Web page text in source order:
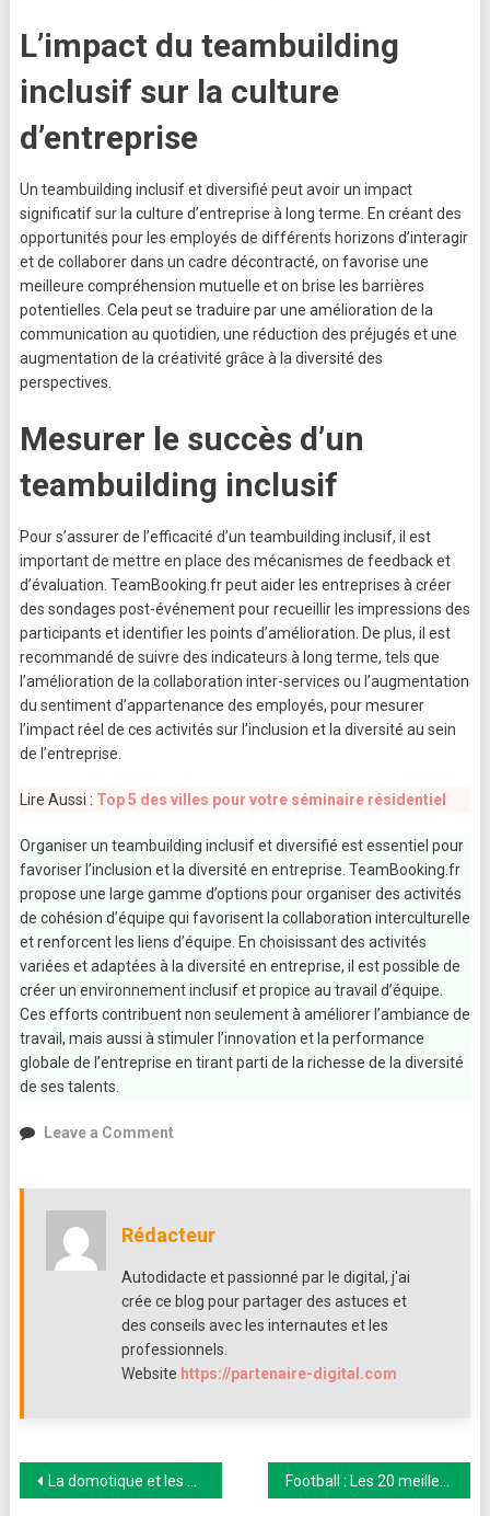
L’impact du teambuilding
inclusif sur la culture
d’entreprise
Un teambuilding inclusif et diversifié peut avoir un impact
significatif sur la culture d’entreprise à long terme. En créant des
opportunités pour les employés de différents horizons d’interagir
et de collaborer dans un cadre décontracté, on favorise une
meilleure compréhension mutuelle et on brise les barrières
potentielles. Cela peut se traduire par une amélioration de la
communication au quotidien, une réduction des préjugés et une
augmentation de la créativité grâce à la diversité des
perspectives.
Mesurer le succès d’un
teambuilding inclusif
Pour s’assurer de l’efficacité d’un teambuilding inclusif, il est
important de mettre en place des mécanismes de feedback et
d’évaluation. TeamBooking.fr peut aider les entreprises à créer
des sondages post-événement pour recueillir les impressions des
participants et identifier les points d’amélioration. De plus, il est
recommandé de suivre des indicateurs à long terme, tels que
l’amélioration de la collaboration inter-services ou l’augmentation
du sentiment d’appartenance des employés, pour mesurer
l’impact réel de ces activités sur l’inclusion et la diversité au sein
de l’entreprise.
Lire Aussi : Top 5 des villes pour votre séminaire résidentiel
Organiser un teambuilding inclusif et diversifié est essentiel pour
favoriser l’inclusion et la diversité en entreprise. TeamBooking.fr
propose une large gamme d’options pour organiser des activités
de cohésion d’équipe qui favorisent la collaboration interculturelle
et renforcent les liens d’équipe. En choisissant des activités
variées et adaptées à la diversité en entreprise, il est possible de
créer un environnement inclusif et propice au travail d’équipe.
Ces efforts contribuent non seulement à améliorer l’ambiance de
travail, mais aussi à stimuler l’innovation et la performance
globale de l’entreprise en tirant parti de la richesse de la diversité
de ses talents.
Leave a Commenton
teamBuilding
favorise
l’inclusion
et
la
diversité
Rédacteur
Autodidacte et passionné par le digital, j'ai
crée ce blog pour partager des astuces et
des conseils avec les internautes et les
professionnels.
Website https://partenaire-digital.com
Navigation
La domotique et les menuiseries aluminium : vers des ouvertures connectées pour un habitat intelligent